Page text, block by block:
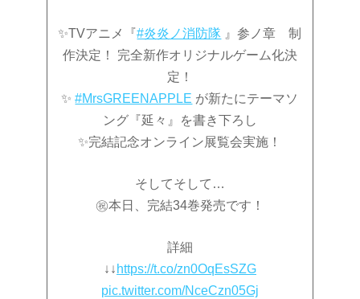
✨TVアニメ『#炎炎ノ消防隊 』参ノ章 制
作決定！ 完全新作オリジナルゲーム化決
定！
✨#MrsGREENAPPLE が新たにテーマソ
ング『延々』を書き下ろし
✨完結記念オンライン展覧会実施！
そしてそして…
㊗️本日、完結34巻発売です！
詳細
↓↓ https://t.co/zn0OqEsSZG
pic.twitter.com/NceCzn05Gj